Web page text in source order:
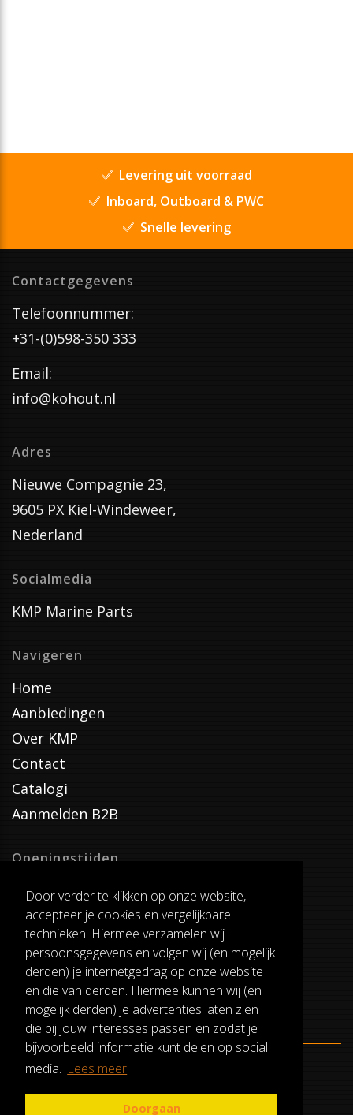
Door verder te klikken op onze website,
accepteer je cookies en vergelijkbare
technieken. Hiermee verzamelen wij
persoonsgegevens en volgen wij (en mogelijk
derden) je internetgedrag op onze website
en die van derden. Hiermee kunnen wij (en
mogelijk derden) je advertenties laten zien
die bij jouw interesses passen en zodat je
bijvoorbeeld informatie kunt delen op social
media. Lees meer
Doorgaan
Levering uit voorraad
Inboard, Outboard & PWC
Snelle levering
Contactgegevens
Telefoonnummer:
+31-(0)598-350 333
Email:
info@kohout.nl
Adres
Nieuwe Compagnie 23,
9605 PX Kiel-Windeweer,
Nederland
Socialmedia
KMP Marine Parts
Navigeren
Home
Aanbiedingen
Over KMP
Contact
Catalogi
Aanmelden B2B
Openingstijden
Dinsdag T/M Zaterdag
van 8:00-17:00
Verzenddagen
Dinsdag T/M Vrijdag
Pauze
12:30-13:00
RUILEN EN RETOURNEREN